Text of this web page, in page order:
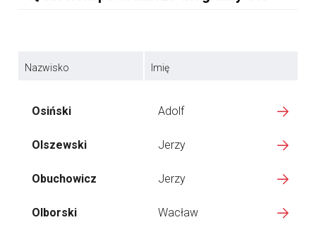
Nazwisko Imię
Osiński Adolf
Olszewski Jerzy
Obuchowicz Jerzy
Olborski Wacław